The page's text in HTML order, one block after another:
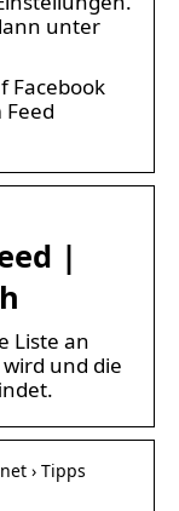
unter
Facebook
|
Liste an
und die
› Tipps